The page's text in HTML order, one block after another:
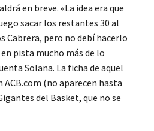
en breve. «La idea era que
sacar los restantes 30 al
Cabrera, pero no debí hacerlo
pista mucho más de lo
Solana. La ficha de aquel
ACB.com (no aparecen hasta
del Basket, que no se